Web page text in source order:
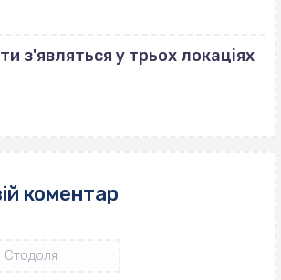
з'являться у трьох локаціях
коментар